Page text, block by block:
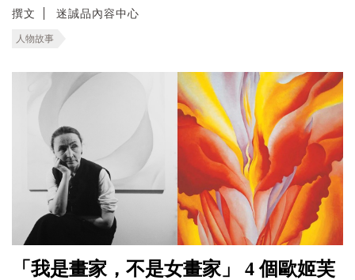
撰文 迷誠品內容中心
人物故事
「我是畫家，不是女畫家」 4 個歐姬芙